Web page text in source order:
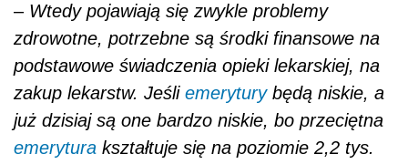
–Wtedy pojawiają się zwykle problemy
zdrowotne, potrzebne są środki finansowe na
podstawowe świadczenia opieki lekarskiej, na
zakup lekarstw. Jeśli emeryturybędą niskie, a
już dzisiaj są one bardzo niskie, bo przeciętna
emerytura kształtuje się na poziomie 2,2 tys.